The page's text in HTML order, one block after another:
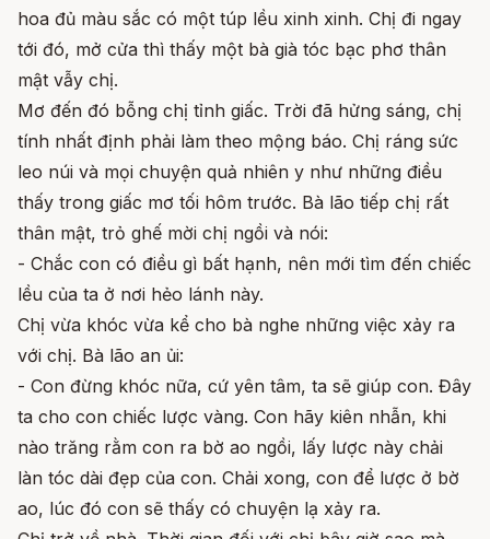
hoa đủ màu sắc có một túp lều xinh xinh. Chị đi ngay
tới đó, mở cửa thì thấy một bà già tóc bạc phơ thân
mật vẫy chị.
Mơ đến đó bỗng chị tỉnh giấc. Trời đã hửng sáng, chị
tính nhất định phải làm theo mộng báo. Chị ráng sức
leo núi và mọi chuyện quả nhiên y như những điều
thấy trong giấc mơ tối hôm trước. Bà lão tiếp chị rất
thân mật, trỏ ghế mời chị ngồi và nói:
- Chắc con có điều gì bất hạnh, nên mới tìm đến chiếc
lều của ta ở nơi hẻo lánh này.
Chị vừa khóc vừa kể cho bà nghe những việc xảy ra
với chị. Bà lão an ủi:
- Con đừng khóc nữa, cứ yên tâm, ta sẽ giúp con. Đây
ta cho con chiếc lược vàng. Con hãy kiên nhẫn, khi
nào trăng rằm con ra bờ ao ngồi, lấy lược này chải
làn tóc dài đẹp của con. Chải xong, con để lược ở bờ
ao, lúc đó con sẽ thấy có chuyện lạ xảy ra.